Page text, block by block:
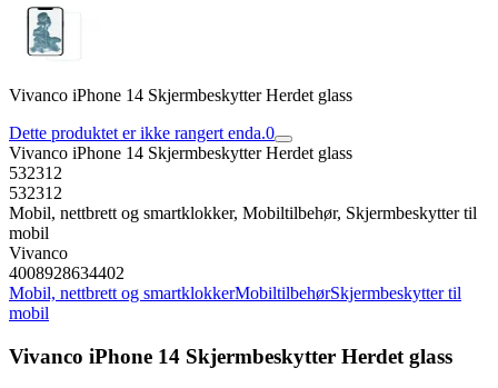
Vivanco iPhone 14 Skjermbeskytter Herdet glass
Dette produktet er ikke rangert enda.0
Vivanco iPhone 14 Skjermbeskytter Herdet glass
532312
532312
Mobil, nettbrett og smartklokker, Mobiltilbehør, Skjermbeskytter til
mobil
Vivanco
4008928634402
Mobil, nettbrett og smartklokkerMobiltilbehørSkjermbeskytter til
mobil
Vivanco iPhone 14 Skjermbeskytter Herdet glass